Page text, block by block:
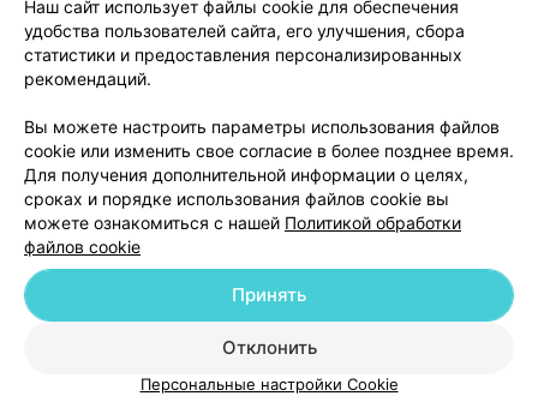
Вакансии
Партнеры
Написать руководителю 103.by
Обработка персональных данных
© 2026 ООО «Артокс Лаб», УНП 191700409
| 220012, Республика Беларусь,
Служба поддержки +375 291212755
Наш сайт использует файлы cookie для обеспечения
удобства пользователей сайта, его улучшения, сбора
статистики и предоставления персонализированных
рекомендаций.
Вы можете настроить параметры использования файлов
cookie или изменить свое согласие в более позднее время.
Для получения дополнительной информации о целях,
сроках и порядке использования файлов cookie вы
можете ознакомиться с нашей Политикой обработки
файлов cookie
Отклонить
Принять
Персональные настройки Cookie